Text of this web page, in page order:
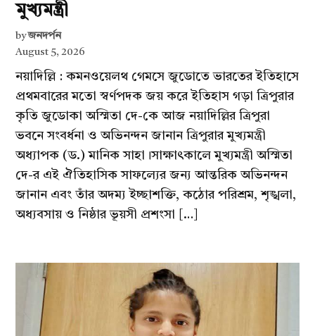
মুখ্যমন্ত্রী
by জনদর্পন
August 5, 2026
নয়াদিল্লি : কমনওয়েলথ গেমসে জুডোতে ভারতের ইতিহাসে
প্রথমবারের মতো স্বর্ণপদক জয় করে ইতিহাস গড়া ত্রিপুরার
কৃতি জুডোকা অস্মিতা দে-কে আজ নয়াদিল্লির ত্রিপুরা
ভবনে সংবর্ধনা ও অভিনন্দন জানান ত্রিপুরার মুখ্যমন্ত্রী
অধ্যাপক (ড.) মানিক সাহা।সাক্ষাৎকালে মুখ্যমন্ত্রী অস্মিতা
দে-র এই ঐতিহাসিক সাফল্যের জন্য আন্তরিক অভিনন্দন
জানান এবং তাঁর অদম্য ইচ্ছাশক্তি, কঠোর পরিশ্রম, শৃঙ্খলা,
অধ্যবসায় ও নিষ্ঠার ভূয়সী প্রশংসা […]